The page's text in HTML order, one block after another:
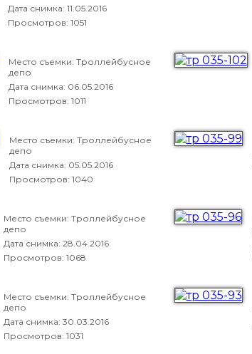
Дата снимка:11.05.2016
Просмотров: 1051
Место съемки: Троллейбусное
депо
Дата снимка: 06.05.2016
Просмотров: 1011
Место съемки: Троллейбусное
депо
Дата снимка: 05.05.2016
Просмотров: 1040
Место съемки: Троллейбусное
депо
Дата снимка:28.04.2016
Просмотров: 1068
Место съемки: Троллейбусное
депо
Дата снимка:30.03.2016
Просмотров: 1031